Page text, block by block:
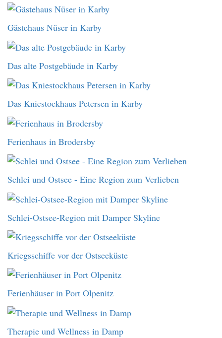
Gästehaus Nüser in Karby
Das alte Postgebäude in Karby
Das Kniestockhaus Petersen in Karby
Ferienhaus in Brodersby
Schlei und Ostsee - Eine Region zum Verlieben
Schlei-Ostsee-Region mit Damper Skyline
Kriegsschiffe vor der Ostseeküste
Ferienhäuser in Port Olpenitz
Therapie und Wellness in Damp